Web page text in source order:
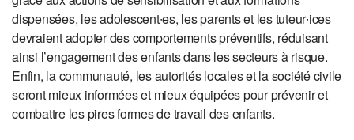
dispensées, les adolescent∙es, les parents et les tuteur∙ices
devraient adopter des comportements préventifs, réduisant
ainsi l’engagement des enfants dans les secteurs à risque.
Enfin, la communauté, les autorités locales et la société civile
seront mieux informées et mieux équipées pour prévenir et
combattre les pires formes de travail des enfants.